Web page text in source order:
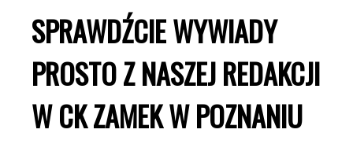
SPRAWDŹCIE WYWIADY
PROSTO Z NASZEJ REDAKCJI
W CK ZAMEK W POZNANIU